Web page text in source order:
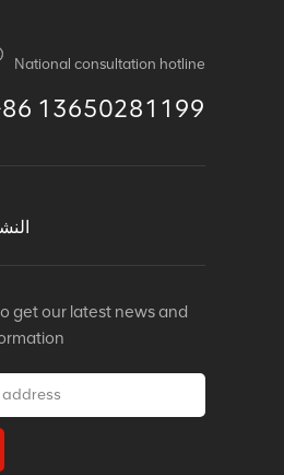
National consultation hotline
13650281199
get our latest news and